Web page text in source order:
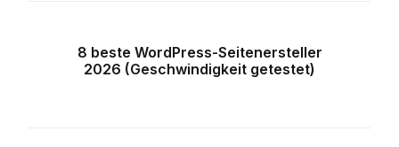
8 beste WordPress-Seitenersteller
2026 (Geschwindigkeit getestet)